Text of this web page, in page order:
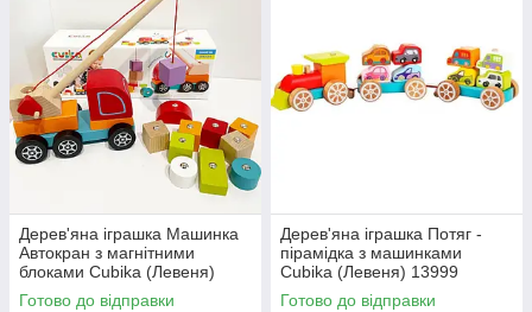
Дерев'яна іграшка Машинка
Автокран з магнітними
блоками Cubika (Левеня)
13982
Готово до відправки
Дерев'яна іграшка Потяг -
пірамідка з машинками
Cubika (Левеня) 13999
Готово до відправки